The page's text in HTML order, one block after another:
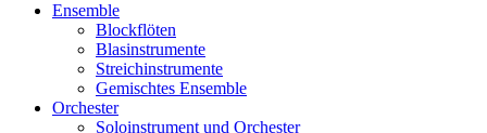
Ensemble
Blockflöten
Blasinstrumente
Streichinstrumente
Gemischtes Ensemble
Orchester
Soloinstrument und Orchester